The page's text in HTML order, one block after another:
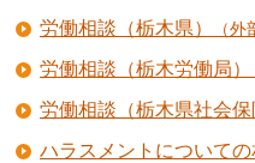
労働相談（栃木県）
（外
労働相談（栃木労働局）
労働相談（栃木県社会保
ハラスメントについての